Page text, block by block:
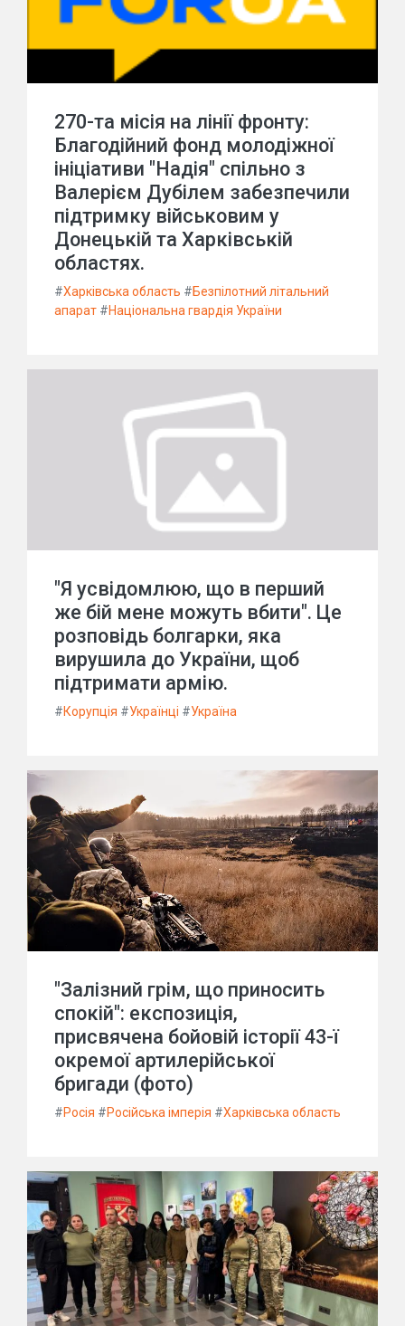
270-та місія на лінії фронту:
Благодійний фонд молодіжної
ініціативи "Надія" спільно з
Валерієм Дубілем забезпечили
підтримку військовим у
Донецькій та Харківській
областях.
#Харківська область #Безпілотний літальний
апарат #Національна гвардія України
"Я усвідомлюю, що в перший
же бій мене можуть вбити". Це
розповідь болгарки, яка
вирушила до України, щоб
підтримати армію.
#Корупція #Українці #Україна
"Залізний грім, що приносить
спокій": експозиція,
присвячена бойовій історії 43-ї
окремої артилерійської
бригади (фото)
#Росія #Російська імперія #Харківська область